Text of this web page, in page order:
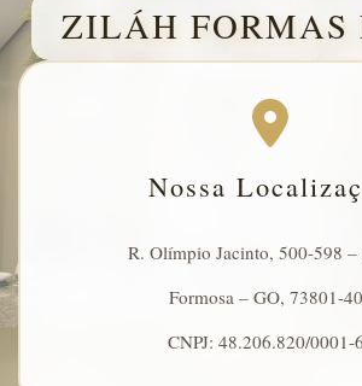
ZILÁH FORMAS
Nossa
R. Olímpio Jacinto, 500-598 –
Formosa – GO, 73801-
CNPJ: 48.206.820/0001-